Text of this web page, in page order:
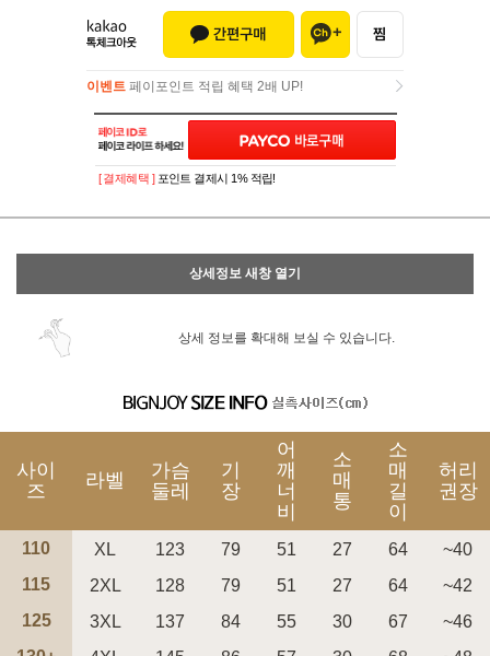
이벤트 페이포인트 적립 혜택 2배 UP!
이벤트페이포인트 적립 혜택 2배 UP!
[ 결제혜택 ] 포인트 결제시 1% 적립!
상세정보 새창 열기
상세 정보를 확대해 보실 수 있습니다.
사이
즈
라벨
가슴
둘레
기
장
어
깨
너
비
소
매
통
소
매
길
이
허리
권장
110 XL 123 79 51 27 64
~40
115
2XL 128 79 51 27 64
~42
125
3XL 137 84 55 30 67
~46